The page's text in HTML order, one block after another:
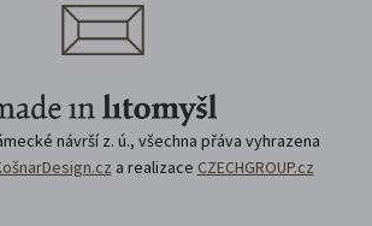
návrší z. ú., všechna přáva vyhrazena
a realizace CZECHGROUP.cz